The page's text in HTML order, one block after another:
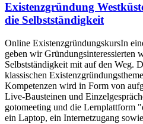
Existenzgründung
die Selbstständigkeit
Online ExistenzgründungskursIn
geben wir Gründungsinteressierten
Selbstständigkeit mit auf den Weg.
klassischen
Kompetenzen wird in Form von
Live-Bausteinen und
gotomeeting und die Lernplattform
ein Laptop, ein Internetzugang